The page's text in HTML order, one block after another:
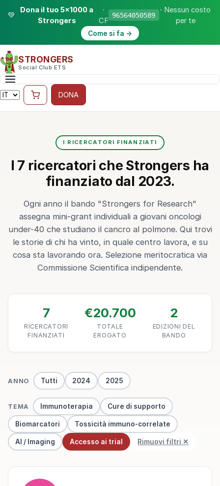
💚
Dona il tuo 5×1000 a
Strongers
·
CF
96564050589
· Nessun costo
per te
Come si fa →
STRONGERS
Social Club ETS
DONA
I RICERCATORI FINANZIATI
I 7 ricercatori che Strongers ha
finanziato dal 2023.
Ogni anno il bando "Strongers for Research"
assegna mini-grant individuali a giovani oncologi
under-40 che studiano il cancro al polmone. Qui trovi
le storie di chi ha vinto, in quale centro lavora, e su
cosa sta lavorando ora. Selezione meritocratica via
Commissione Scientifica indipendente.
7
RICERCATORI
FINANZIATI
€20.700
TOTALE
EROGATO
2
EDIZIONI DEL
BANDO
ANNO Tutti 2024 2025
TEMA Immunoterapia Cure di supporto
Biomarcatori Tossicità immuno-correlate
AI / Imaging Accesso ai trial Rimuovi filtri ✕